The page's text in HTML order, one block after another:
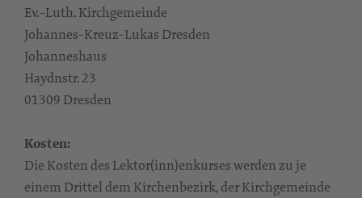
Ev.-Luth. Kirchgemeinde
Johannes-Kreuz-Lukas Dresden
Johanneshaus
Haydnstr. 23
01309 Dresden
Kosten:
Die Kosten des Lektor(inn)enkurses werden zu je
einem Drittel dem Kirchenbezirk, der Kirchgemeinde